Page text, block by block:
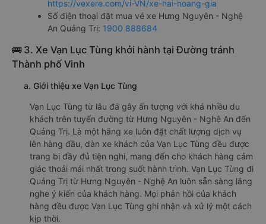
https://vexere.com/vi-VN/xe-hai-hoang-gia
Số điện thoại đặt mua vé xe Hưng Nguyên - Nghệ
An Quảng Trị: 1900 888684
🚌 3. Xe Vạn Lục Tùng khởi hành tại Đường tránh
Thành phố Vinh
a. Giới thiệu xe Vạn Lục Tùng
Vạn Lục Tùng từ lâu đã gây ấn tượng với khá nhiều du
khách trên tuyến đường từ Hưng Nguyên - Nghệ An đến
Quảng Trị. Là một hãng xe luôn đặt chất lượng dịch vụ
lên hàng đầu, dàn xe khách của Vạn Lục Tùng đều được
trang bị đầy đủ tiện nghi, mang đến cho khách hàng cảm
giác thoải mái nhất trong suốt hành trình. Vạn Lục Tùng đi
Quảng Trị từ Hưng Nguyên - Nghệ An luôn sẵn sàng lắng
nghe ý kiến của khách hàng. Mọi phản hồi của khách
hàng đều được Vạn Lục Tùng ghi nhận và xử lý một cách
kịp thời.